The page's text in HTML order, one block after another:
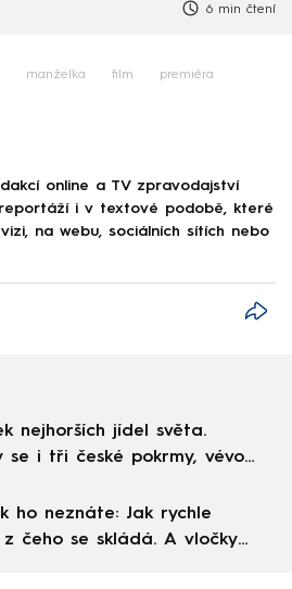
6 min čtení
manželka film premiéra
online a TV zpravodajství
i v textové podobě, které
na webu, sociálních sítích nebo
nejhorších jídel světa.
se i tři české pokrmy, vévodí
ho neznáte: Jak rychle
čeho se skládá. A vločky